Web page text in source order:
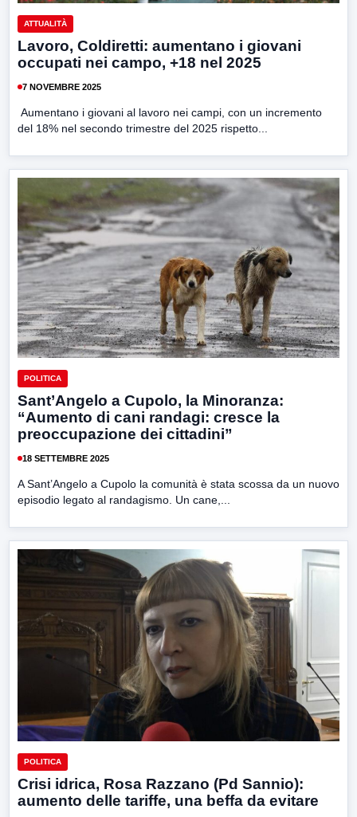
ATTUALITÀ
Lavoro, Coldiretti: aumentano i giovani
occupati nei campo, +18 nel 2025
7 NOVEMBRE 2025
Aumentano i giovani al lavoro nei campi, con un incremento
del 18% nel secondo trimestre del 2025 rispetto...
POLITICA
Sant’Angelo a Cupolo, la Minoranza:
“Aumento di cani randagi: cresce la
preoccupazione dei cittadini”
18 SETTEMBRE 2025
A Sant’Angelo a Cupolo la comunità è stata scossa da un nuovo
episodio legato al randagismo. Un cane,...
POLITICA
Crisi idrica, Rosa Razzano (Pd Sannio):
aumento delle tariffe, una beffa da evitare